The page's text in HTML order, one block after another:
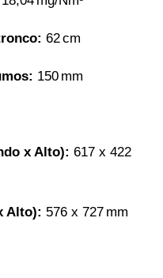
62 cm
150 mm
x Alto): 617 x 422
Alto): 576 x 727 mm